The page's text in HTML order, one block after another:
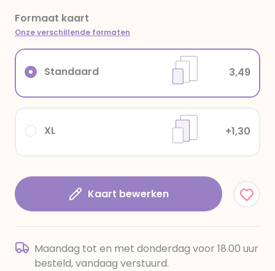
Formaat kaart
Onze verschillende formaten
XL +1,30
Standaard 3,49
Kaart bewerken
Maandag tot en met donderdag voor 18.00 uur
besteld, vandaag verstuurd.